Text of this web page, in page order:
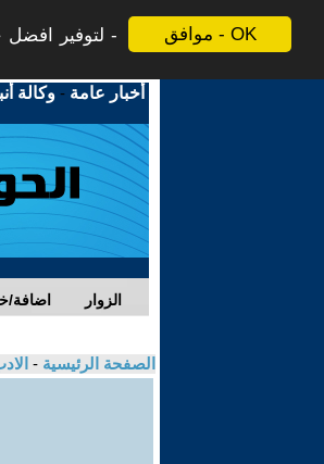
موافق - OK
لتوفير افضل
أخبار عامة -وكالة
اضافة/ الزوار
الصفحة الرئيسية -